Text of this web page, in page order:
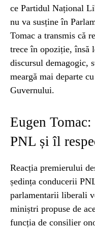
ce Partidul Național
nu va susține în
Tomac a transmis că
trece în opoziție, însă
discursul demagogic,
meargă mai departe
Guvernului.
Eugen
PNL și îl
Reacția premierului
ședința conducerii
parlamentarii liberali
miniștri propuse de
funcția de consilier